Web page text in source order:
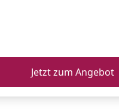
Jetzt zum Angebot